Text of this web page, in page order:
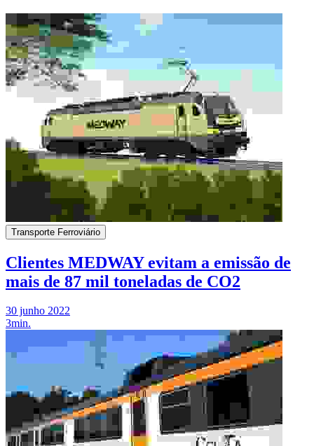
Transporte Ferroviário
Clientes MEDWAY evitam a emissão de
mais de 87 mil toneladas de CO2
30 junho 2022
3min.